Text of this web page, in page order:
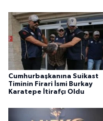
Cumhurbaşkanına Suikast
Timinin Firari İsmi Burkay
Karatepe İtirafçı Oldu